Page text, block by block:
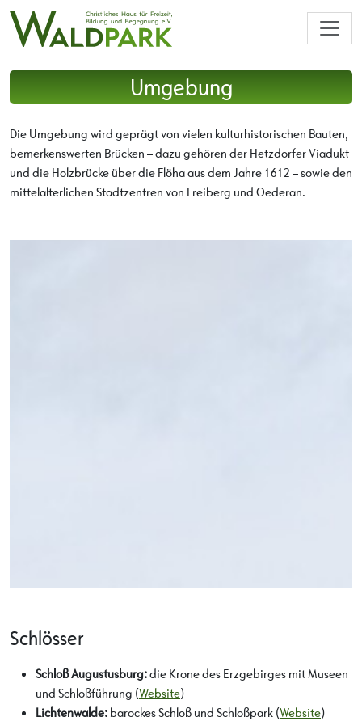
Umgebung
Die Umgebung wird geprägt von vielen kulturhistorischen Bauten,
bemerkenswerten Brücken – dazu gehören der Hetzdorfer Viadukt
und die Holzbrücke über die Flöha aus dem Jahre 1612 – sowie den
mittelalterlichen Stadtzentren von Freiberg und Oederan.
Schlösser
Schloß Augustusburg:die Krone des Erzgebirges mit Museen
und Schloßführung (Website)
Lichtenwalde: barockes Schloß und Schloßpark (Website)